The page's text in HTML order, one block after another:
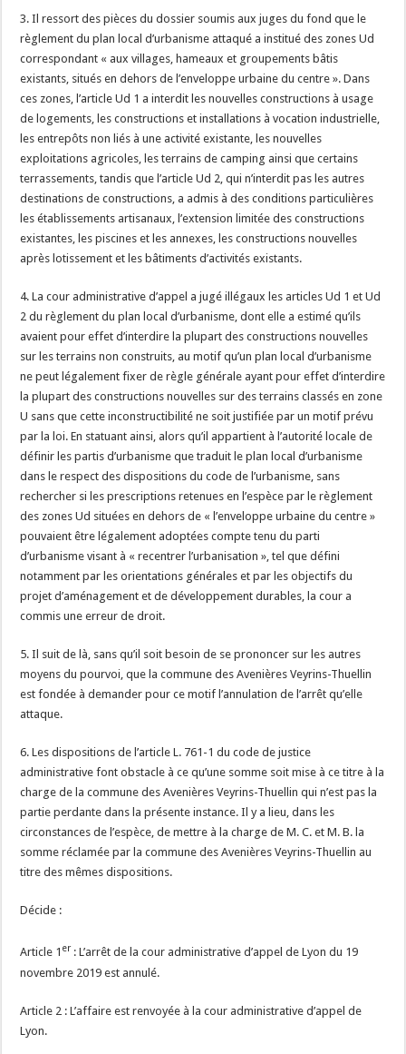
3. Il ressort des pièces du dossier soumis aux juges du fond que le
règlement du plan local d’urbanisme attaqué a institué des zones Ud
correspondant « aux villages, hameaux et groupements bâtis
existants, situés en dehors de l’enveloppe urbaine du centre ». Dans
ces zones, l’article Ud 1 a interdit les nouvelles constructions à usage
de logements, les constructions et installations à vocation industrielle,
les entrepôts non liés à une activité existante, les nouvelles
exploitations agricoles, les terrains de camping ainsi que certains
terrassements, tandis que l’article Ud 2, qui n’interdit pas les autres
destinations de constructions, a admis à des conditions particulières
les établissements artisanaux, l’extension limitée des constructions
existantes, les piscines et les annexes, les constructions nouvelles
après lotissement et les bâtiments d’activités existants.
4. La cour administrative d’appel a jugé illégaux les articles Ud 1 et Ud
2 du règlement du plan local d’urbanisme, dont elle a estimé qu’ils
avaient pour effet d’interdire la plupart des constructions nouvelles
sur les terrains non construits, au motif qu’un plan local d’urbanisme
ne peut légalement fixer de règle générale ayant pour effet d’interdire
la plupart des constructions nouvelles sur des terrains classés en zone
U sans que cette inconstructibilité ne soit justifiée par un motif prévu
par la loi. En statuant ainsi, alors qu’il appartient à l’autorité locale de
définir les partis d’urbanisme que traduit le plan local d’urbanisme
dans le respect des dispositions du code de l’urbanisme, sans
rechercher si les prescriptions retenues en l’espèce par le règlement
des zones Ud situées en dehors de « l’enveloppe urbaine du centre »
pouvaient être légalement adoptées compte tenu du parti
d’urbanisme visant à « recentrer l’urbanisation », tel que défini
notamment par les orientations générales et par les objectifs du
projet d’aménagement et de développement durables, la cour a
commis une erreur de droit.
5. Il suit de là, sans qu’il soit besoin de se prononcer sur les autres
moyens du pourvoi, que la commune des Avenières Veyrins-Thuellin
est fondée à demander pour ce motif l’annulation de l’arrêt qu’elle
attaque.
6. Les dispositions de l’article L. 761-1 du code de justice
administrative font obstacle à ce qu’une somme soit mise à ce titre à la
charge de la commune des Avenières Veyrins-Thuellin qui n’est pas la
partie perdante dans la présente instance. Il y a lieu, dans les
circonstances de l’espèce, de mettre à la charge de M. C. et M. B. la
somme réclamée par la commune des Avenières Veyrins-Thuellin au
titre des mêmes dispositions.
Décide :
Article 1 er : L’arrêt de la cour administrative d’appel de Lyon du 19
novembre 2019 est annulé.
Article 2 : L’affaire est renvoyée à la cour administrative d’appel de
Lyon.